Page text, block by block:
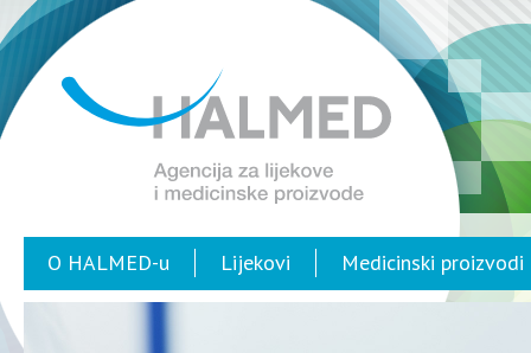
O HALMED-u Lijekovi Medicinski proizvodi